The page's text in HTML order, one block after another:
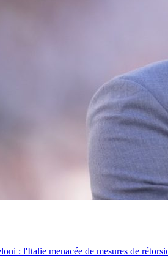
: l'Italie menacée de mesures de